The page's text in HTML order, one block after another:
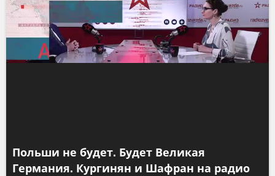
Польши не будет. Будет Великая
Германия. Кургинян и Шафран на радио